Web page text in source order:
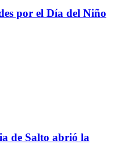
por el Día del Niño
de Salto abrió la